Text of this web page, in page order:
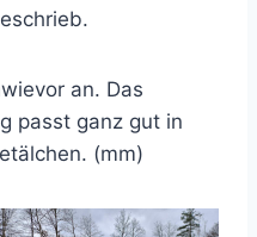
an. Das
passt ganz gut in
(mm)